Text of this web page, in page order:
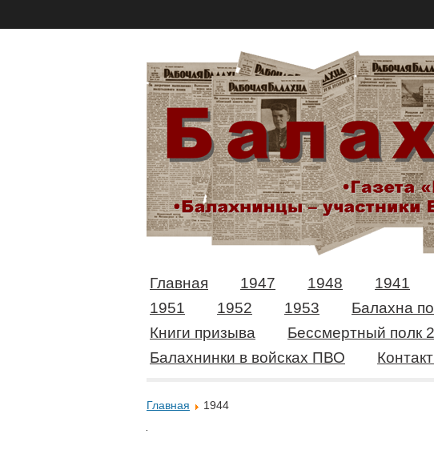
Главная 1947 1948 1941
1951
1952 1953 Балахна
Книги призыва
Бессмертный полк
Балахнинки в войсках ПВО
Главная 1944